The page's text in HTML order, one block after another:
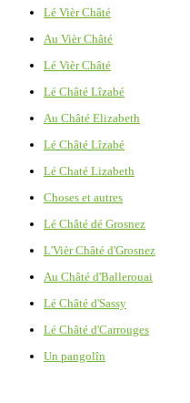
Lé Vièr Châté
Au Vièr Châté
Lé Vièr Châté
Lé Châté Lîzabé
Au Châté Elizabeth
Lé Châté Lîzabé
Lé Chaté Lizabeth
Choses et autres
Lé Châté dé Grosnez
L'Vièr Châté d'Grosnez
Au Châté d'Ballerouai
Lé Châté d'Sassy
Lé Châté d'Carrouges
Un pangolîn